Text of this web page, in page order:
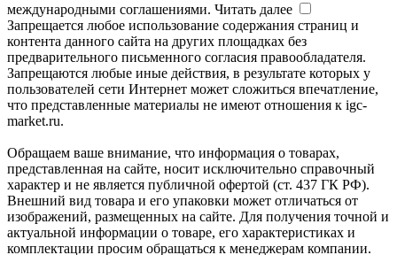
международными соглашениями. Читать далее
Запрещается любое использование содержания страниц и
контента данного сайта на других площадках без
предварительного письменного согласия правообладателя.
Запрещаются любые иные действия, в результате которых у
пользователей сети Интернет может сложиться впечатление,
что представленные материалы не имеют отношения к igc-
market.ru.
Обращаем ваше внимание, что информация о товарах,
представленная на сайте, носит исключительно справочный
характер и не является публичной офертой (ст. 437 ГК РФ).
Внешний вид товара и его упаковки может отличаться от
изображений, размещенных на сайте. Для получения точной и
актуальной информации о товаре, его характеристиках и
комплектации просим обращаться к менеджерам компании.